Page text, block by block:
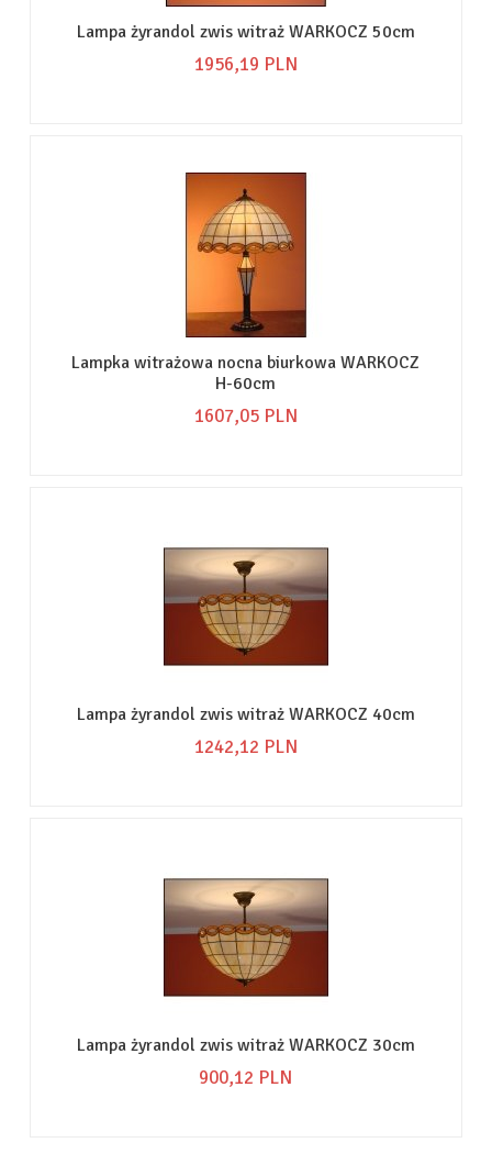
Lampa żyrandol zwis witraż WARKOCZ 50cm
1956,19 PLN
Lampka witrażowa nocna biurkowa WARKOCZ
H-60cm
1607,05PLN
Lampa żyrandol zwis witraż WARKOCZ 40cm
1242,12 PLN
Lampa żyrandol zwis witraż WARKOCZ 30cm
900,12 PLN